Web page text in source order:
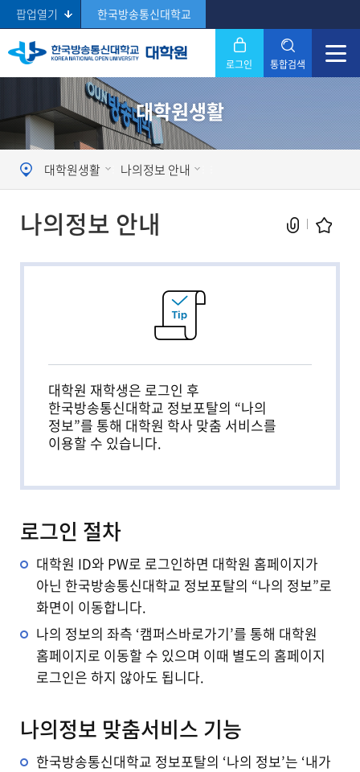
팝업열기 한국방송통신대학교
로그인 통합검색
Search 닫기
대학원생활
대학원생활 나의정보 안내
현재 페이지를 즐겨찾는 메뉴로
나의정보 안내
대학원 재학생은 로그인 후
한국방송통신대학교 정보포탈의 “나의
정보”를 통해 대학원 학사 맞춤 서비스를
이용할 수 있습니다.
로그인 절차
대학원 ID와 PW로 로그인하면 대학원 홈페이지가
아닌 한국방송통신대학교 정보포탈의 “나의 정보”로
화면이 이동합니다.
나의 정보의 좌측 ‘캠퍼스바로가기’를 통해 대학원
홈페이지로 이동할 수 있으며 이때 별도의 홈페이지
로그인은 하지 않아도 됩니다.
나의정보 맞춤서비스 기능
한국방송통신대학교 정보포탈의 ‘나의 정보’는 ‘내가